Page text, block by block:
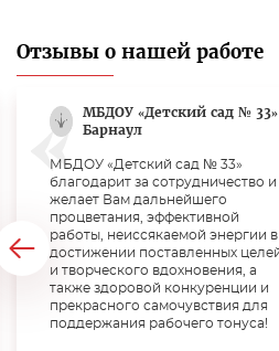
Отзывы о нашей работе
МБДОУ «Детский сад №
Барнаул
МБДОУ «Детский сад № 33»
благодарит за сотрудничество и
желает Вам дальнейшего
процветания, эффективной
работы, неиссякаемой энергии в
достижении поставленных
и творческого вдохновения, а
также здоровой конкуренции и
прекрасного самочувствия для
поддержания рабочего тонуса!